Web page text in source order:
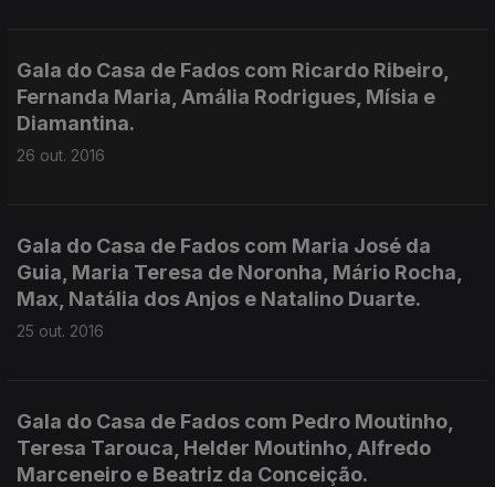
Gala do Casa de Fados com Ricardo Ribeiro,
Fernanda Maria, Amália Rodrigues, Mísia e
Diamantina.
26 out. 2016
Gala do Casa de Fados com Maria José da
Guia, Maria Teresa de Noronha, Mário Rocha,
Max, Natália dos Anjos e Natalino Duarte.
25 out. 2016
Gala do Casa de Fados com Pedro Moutinho,
Teresa Tarouca, Helder Moutinho, Alfredo
Marceneiro e Beatriz da Conceição.